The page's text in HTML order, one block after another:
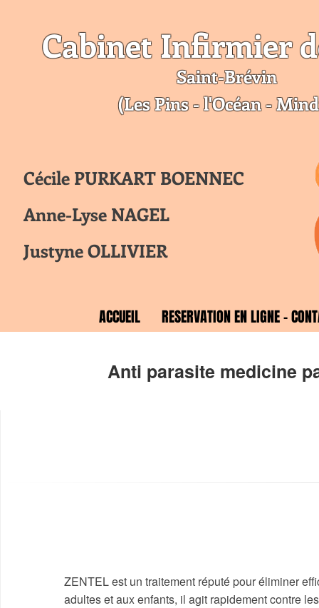
Cabinet Infirmier
Saint-Brévin
(Les Pins - l'Océan -
Cécile PURKART BOENNEC
Anne-Lyse NAGEL
Justyne OLLIVIER
ACCUEIL RESERVATION EN LIGNE -
Anti parasite medicine
ZENTEL est un traitement réputé pour éliminer
adultes et aux enfants, il agit rapidement contre